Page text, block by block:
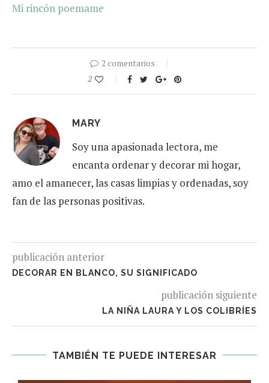
Mi rincón poemame
2 comentarios
2
MARY
Soy una apasionada lectora, me
encanta ordenar y decorar mi hogar,
amo el amanecer, las casas limpias y ordenadas, soy
fan de las personas positivas.
publicación anterior
DECORAR EN BLANCO, SU SIGNIFICADO
publicación siguiente
LA NIÑA LAURA Y LOS COLIBRÍES
TAMBIÉN TE PUEDE INTERESAR